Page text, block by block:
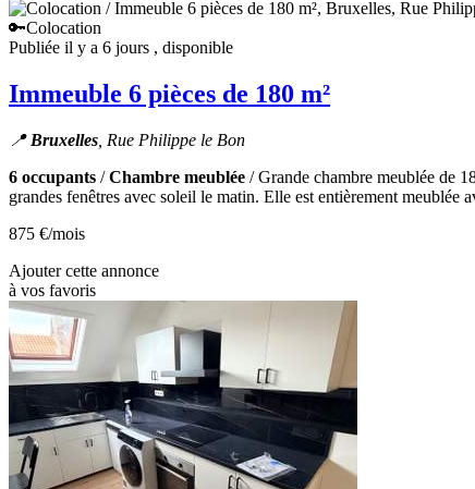
🔑Colocation
Publiée il y a 6 jours , disponible
Immeuble 6 pièces de 180 m²
📍 Bruxelles , Rue Philippe le Bon
6 occupants /Chambre meublée / Grande chambre meublée de
grandes fenêtres avec soleil le matin. Elle est entièrement meublée
875 €/mois
Ajouter cette annonce
à vos favoris